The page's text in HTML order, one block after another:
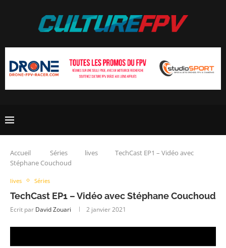
Accueil Séries lives
TechCast EP1 – Vidéo avec
Stéphane Couchoud
lives Séries
TechCast EP1 – Vidéo avec Stéphane Couchoud
Ecrit par David Zouari 2 janvier 2021